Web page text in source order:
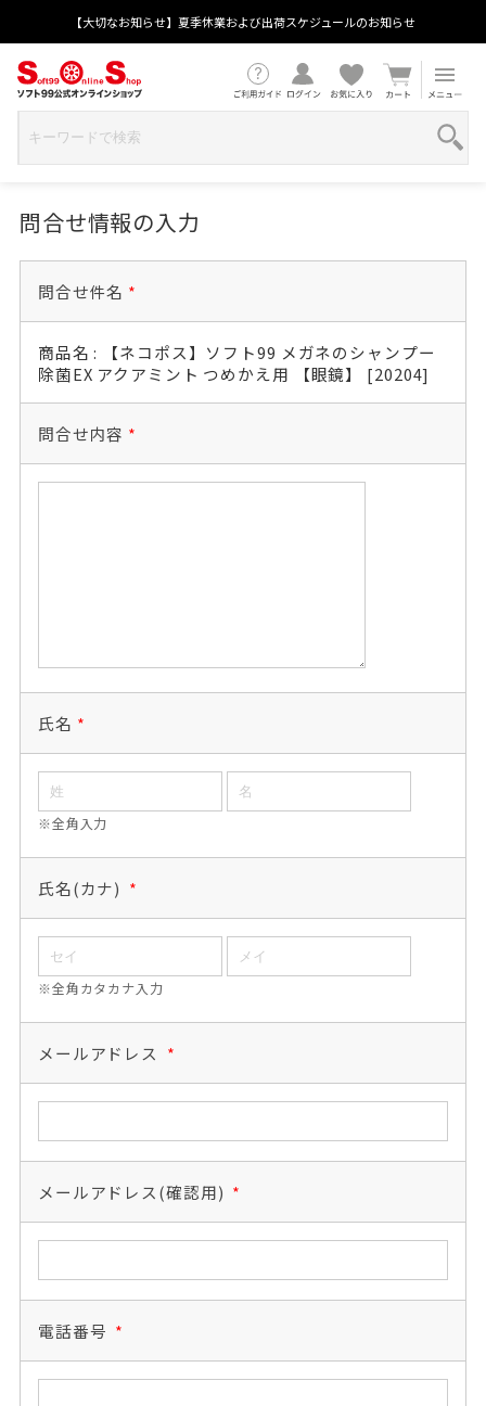
【大切なお知らせ】夏季休業および出荷スケジュールのお知らせ
問合せ情報の入力
問合せ件名 *
商品名 : 【ネコポス】ソフト99 メガネのシャンプー
除菌EX アクアミント つめかえ用 【眼鏡】 [20204]
問合せ内容 *
氏名 *
※全角入力
氏名(カナ) *
※全角カタカナ入力
メールアドレス *
メールアドレス(確認用) *
電話番号 *